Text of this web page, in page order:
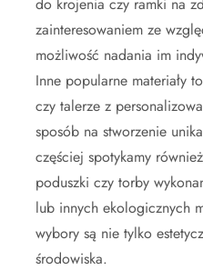
zainteresowaniem ze
możliwość nadania im
Inne popularne materiały
czy talerze z
sposób na stworzenie
częściej spotykamy
poduszki czy torby
lub innych ekologicznych
wybory są nie tylko
środowiska.